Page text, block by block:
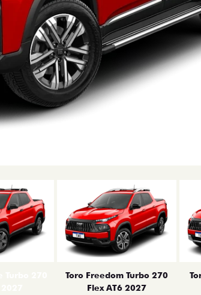
Toro Freedom Turbo 270
Flex AT6 2027